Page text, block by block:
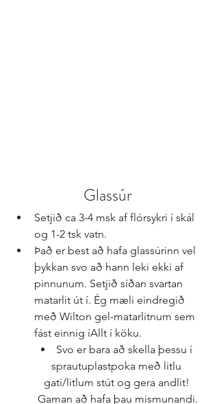
Glassúr
Setjið ca 3-4 msk af flórsykri í skál
og 1-2 tsk vatn.
Það er best að hafa glassúrinn vel
þykkan svo að hann leki ekki af
pinnunum. Setjið síðan svartan
matarlit út í. Ég mæli eindregið
með Wilton gel-matarlitnum sem
fást einnig íAllt í köku.
Svo er bara að skella þessu í
sprautuplastpoka með litlu
gati/litlum stút og gera andlit!
Gaman að hafa þau mismunandi.